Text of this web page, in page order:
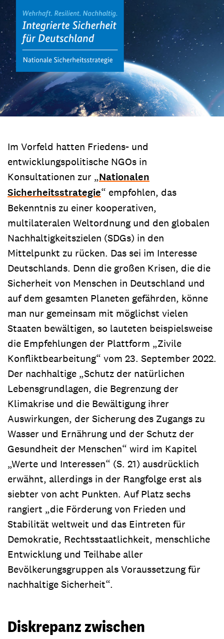
Im Vorfeld hatten Friedens- und
entwicklungspolitische NGOs in
Konsultationen zur „Nationalen
Sicherheitsstrategie“ empfohlen, das
Bekenntnis zu einer kooperativen,
multilateralen Weltordnung und den globalen
Nachhaltigkeitszielen (SDGs) in den
Mittelpunkt zu rücken. Das sei im Interesse
Deutschlands. Denn die großen Krisen, die die
Sicherheit von Menschen in Deutschland und
auf dem gesamten Planeten gefährden, könne
man nur gemeinsam mit möglichst vielen
Staaten bewältigen, so lauteten beispielsweise
die Empfehlungen der Plattform „Zivile
Konfliktbearbeitung“ vom 23. September 2022.
Der nachhaltige „Schutz der natürlichen
Lebensgrundlagen, die Begrenzung der
Klimakrise und die Bewältigung ihrer
Auswirkungen, der Sicherung des Zugangs zu
Wasser und Ernährung und der Schutz der
Gesundheit der Menschen“ wird im Kapitel
„Werte und Interessen“ (S. 21) ausdrücklich
erwähnt, allerdings in der Rangfolge erst als
siebter von acht Punkten. Auf Platz sechs
rangiert „die Förderung von Frieden und
Stabilität weltweit und das Eintreten für
Demokratie, Rechtsstaatlichkeit, menschliche
Entwicklung und Teilhabe aller
Bevölkerungsgruppen als Voraussetzung für
nachhaltige Sicherheit“.
Diskrepanz zwischen